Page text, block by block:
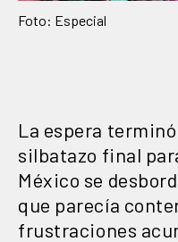
Foto: Especial
La espera
silbatazo final
México se
que parecía
frustraciones